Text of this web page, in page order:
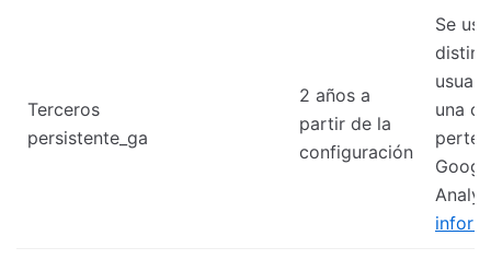
Terceros
persistente_ga
2 años a
partir de la
configuración
Se
una